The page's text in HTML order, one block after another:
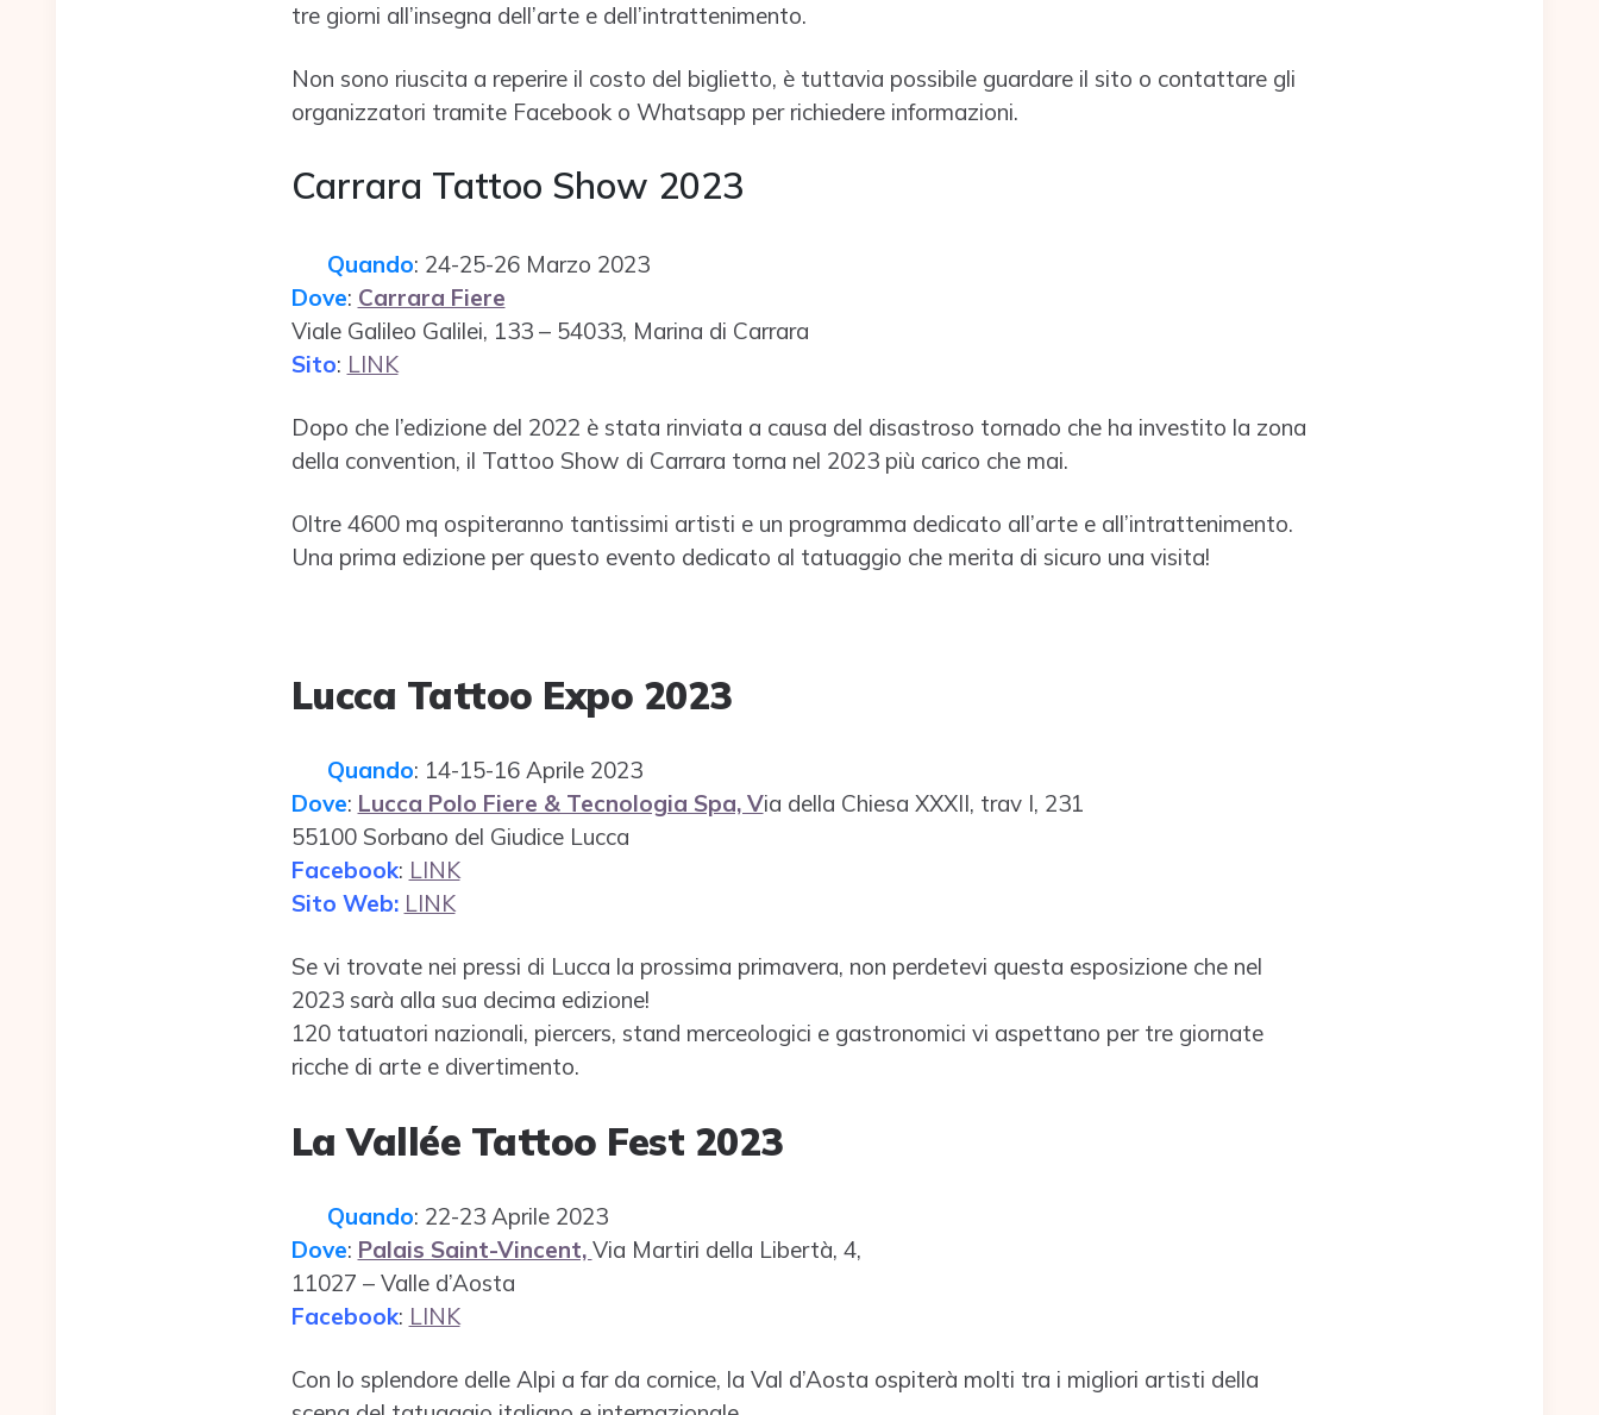
tre giorni all’insegna dell’arte e dell’intrattenimento.
Non sono riuscita a reperire il costo del biglietto, è tuttavia possibile guardare il sito o contattare gli
organizzatori tramite Facebook o Whatsapp per richiedere informazioni.
Carrara Tattoo Show 2023
Quando: 24-25-26 Marzo 2023
Dove: Carrara Fiere
Viale Galileo Galilei, 133 – 54033, Marina di Carrara
Sito: LINK
Dopo che l’edizione del 2022 è stata rinviata a causa del disastroso tornado che ha investito la zona
della convention, il Tattoo Show di Carrara torna nel 2023 più carico che mai.
Oltre 4600 mq ospiteranno tantissimi artisti e un programma dedicato all’arte e all’intrattenimento.
Una prima edizione per questo evento dedicato al tatuaggio che merita di sicuro una visita!
Lucca Tattoo Expo 2023
Quando: 14-15-16 Aprile 2023
Dove: Lucca Polo Fiere & Tecnologia Spa, Via della Chiesa XXXII, trav I, 231
55100 Sorbano del Giudice Lucca
Facebook: LINK
Sito Web: LINK
Se vi trovate nei pressi di Lucca la prossima primavera, non perdetevi questa esposizione che nel
2023 sarà alla sua decima edizione!
120 tatuatori nazionali, piercers, stand merceologici e gastronomici vi aspettano per tre giornate
ricche di arte e divertimento.
La Vallée Tattoo Fest 2023
Quando: 22-23 Aprile 2023
Dove: Palais Saint-Vincent, Via Martiri della Libertà, 4,
11027 – Valle d’Aosta
Facebook: LINK
Con lo splendore delle Alpi a far da cornice, la Val d’Aosta ospiterà molti tra i migliori artisti della